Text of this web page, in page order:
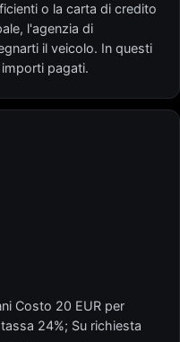
o la carta di credito
l'agenzia di
il veicolo. In questi
pagati.
Costo 20 EUR per
24%; Su richiesta